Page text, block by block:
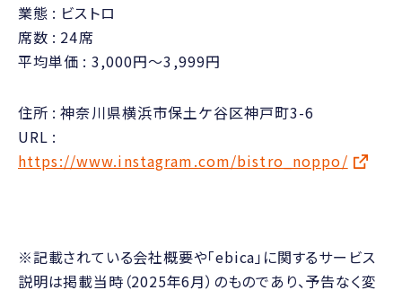
業態
ビストロ
席数
24席
平均単価
3,000円～3,999円
住所 神奈川県横浜市保土ケ谷区神戸町3-6
URL
https://www.instagram.com/bistro_noppo/
※記載されている会社概要や「ebica」に関するサービス
説明は掲載当時（2025年6月）のものであり、予告なく変